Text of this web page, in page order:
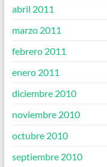
abril 2011
marzo 2011
febrero 2011
enero 2011
diciembre 2010
noviembre 2010
octubre 2010
septiembre 2010